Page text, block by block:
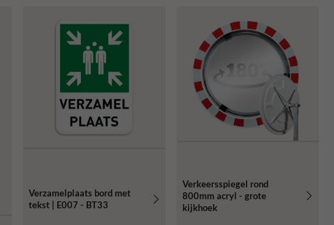
Verzamelplaats bord met
tekst | E007 - BT33
Verkeersspiegel rond
800mm acryl - grote
kijkhoek